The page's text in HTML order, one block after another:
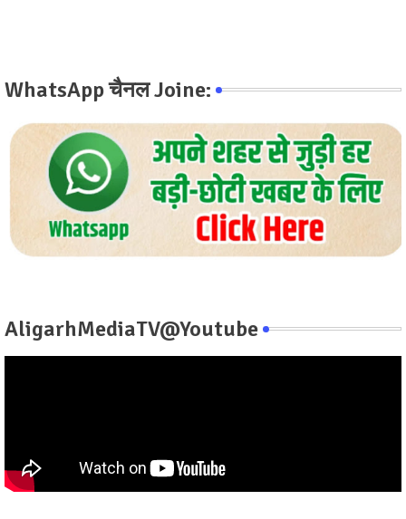
WhatsApp चैनल Joine:
AligarhMediaTV@Youtube